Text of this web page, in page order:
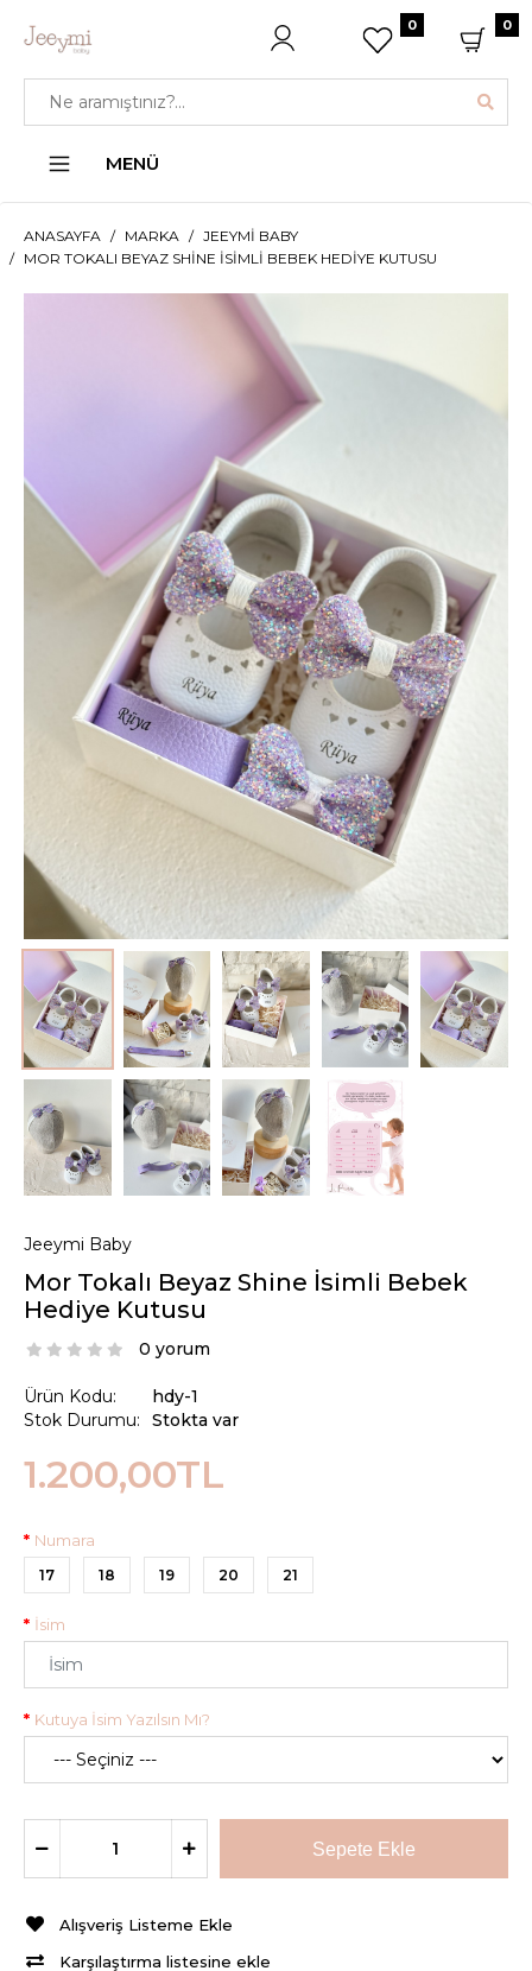
0 0
MENÜ
ANASAYFA MARKA
JEEYMI BABY
MOR TOKALI BEYAZ SHINE İSIMLI BEBEK HEDIYE KUTUSU
Jeeymi Baby
Mor Tokalı Beyaz Shine İsimli Bebek
Hediye Kutusu
0 yorum
Ürün Kodu:
Stok Durumu:
hdy-1
Stokta var
1.200,00TL
Numara
17 18 19 20 21
İsim
Kutuya İsim Yazılsın Mı?
Alışveriş Listeme Ekle
Karşılaştırma listesine ekle